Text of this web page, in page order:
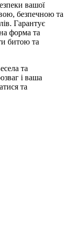
вашої
безпечною та
Гарантує
форма та
битою та
та
і ваша
та